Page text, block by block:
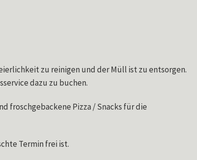
zu reinigen und der Müll ist zu entsorgen.
dazu zu buchen.
froschgebackene Pizza / Snacks für die
Termin frei ist.